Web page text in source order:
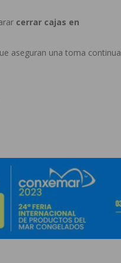
cerrar cajas en
aseguran una toma continua